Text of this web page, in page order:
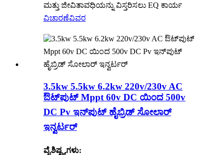
ಮತ್ತು ಜೀವಿತಾವಧಿಯನ್ನು ವಿಸ್ತರಿಸಲು EQ ಕಾರ್ಯ
ವಿಚಾರಣೆವಿವರ
3.5kw 5.5kw 6.2kw 220v/230v AC
ಔಟ್‌ಪುಟ್ Mppt 60v DC ಯಿಂದ 500v
DC Pv ಇನ್‌ಪುಟ್ ಹೈಬ್ರಿಡ್ ಸೋಲಾರ್
ಇನ್ವರ್ಟರ್
ವೈಶಿಷ್ಟ್ಯಗಳು: